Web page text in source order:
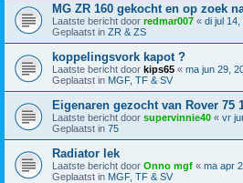
MG ZR 160 gekocht en op zoek
Laatste bericht door redmar007 « di jul
Geplaatst in ZR & ZS
koppelingsvork kapot ?
Laatste bericht door kips65 « ma jun 29,
Geplaatst in MGF, TF & SV
Eigenaren gezocht van Rover 75
Laatste bericht door supervinnie40 « vr
Geplaatst in 75
Radiator lek
Laatste bericht door Onno mgf « ma apr
Geplaatst in MGF, TF & SV